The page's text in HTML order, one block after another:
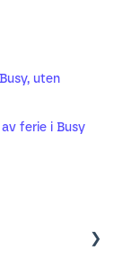
uten
ferie i Busy